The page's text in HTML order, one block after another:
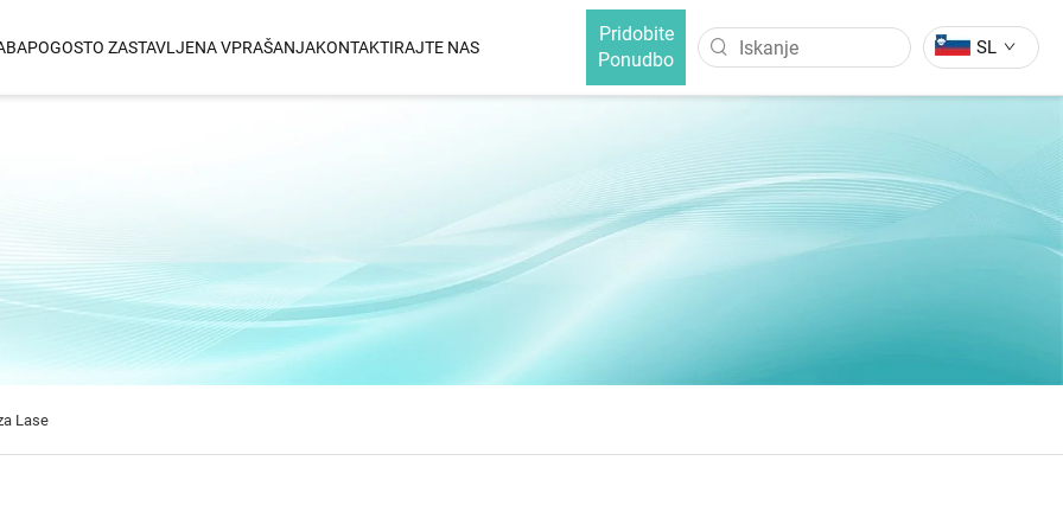
Na
Ravnalnik Za Lase
Četka Za Izravnavo Las Z
Negativnimi Ioni
POGOSTO ZASTAVLJENA VPRAŠANJAKONTAKTIRAJTE NAS
Pridobite
Ponudbo
SL
Lase